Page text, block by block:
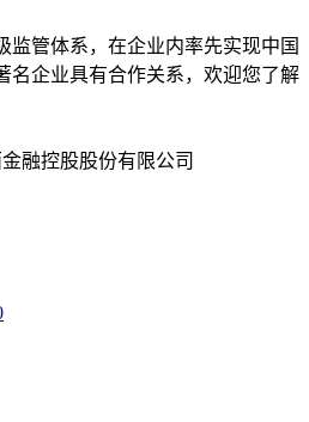
监管体系，在企业内率先实现中国
名企业具有合作关系，欢迎您了解
融控股股份有限公司